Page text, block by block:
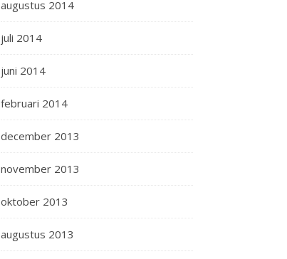
augustus 2014
juli 2014
juni 2014
februari 2014
december 2013
november 2013
oktober 2013
augustus 2013